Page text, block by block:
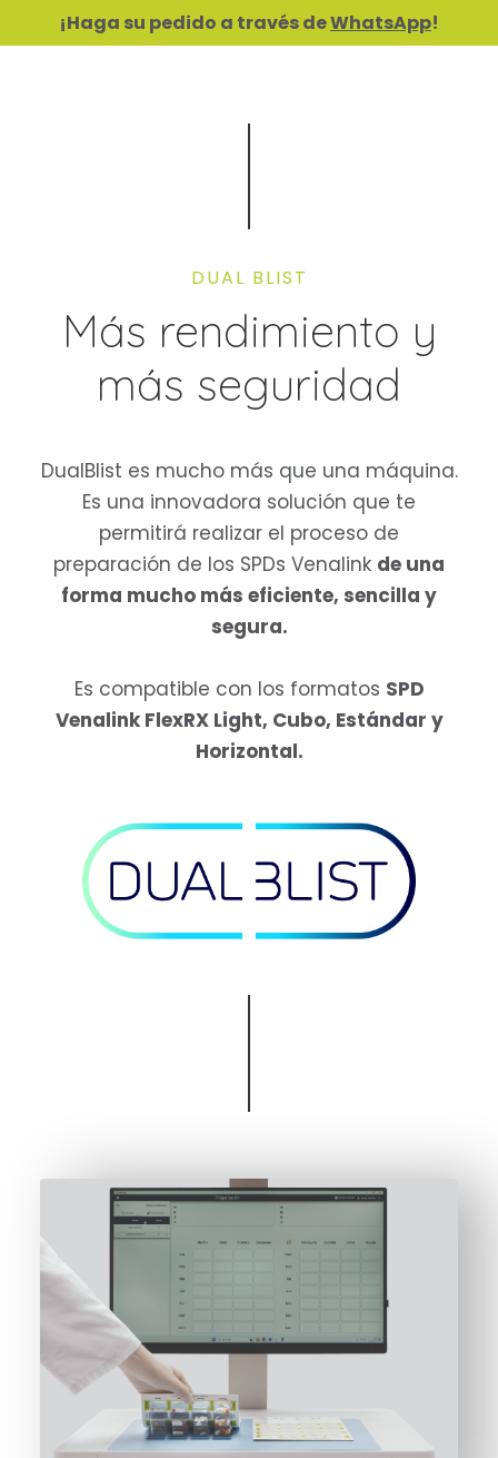
¡Haga su pedido a través deWhatsApp!
DUAL BLIST
Más rendimiento y
más seguridad
DualBlist es mucho más que una máquina.
Es una innovadora solución que te
permitirá realizar el proceso de
preparación de los SPDs Venalink de una
forma mucho más eficiente, sencilla y
segura.
Es compatible con los formatos SPD
Venalink FlexRX Light, Cubo, Estándar y
Horizontal.